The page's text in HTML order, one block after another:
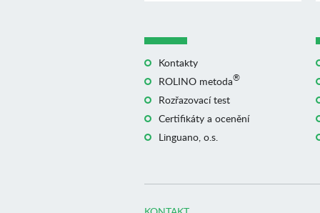
Kontakty
ROLINO metoda®
Rozřazovací test
Certifikáty a ocenění
Linguano, o.s.